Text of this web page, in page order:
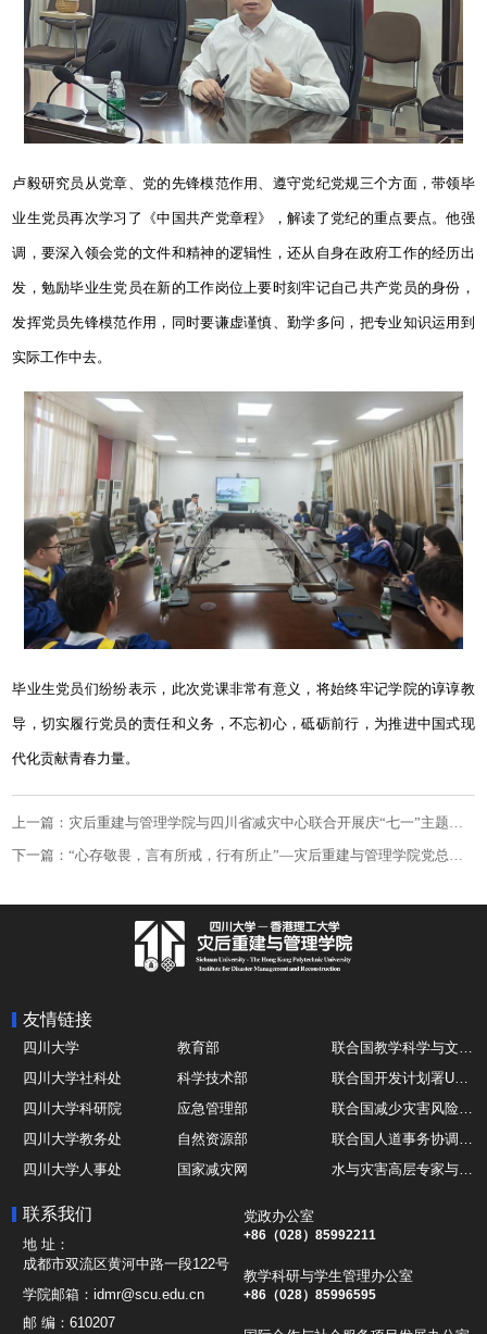
卢毅研究员从党章、党的先锋模范作用、遵守党纪党规三个方面，带领毕
业生党员再次学习了《中国共产党章程》，解读了党纪的重点要点。他强
调，要深入领会党的文件和精神的逻辑性，还从自身在政府工作的经历出
发，勉励毕业生党员在新的工作岗位上要时刻牢记自己共产党员的身份，
发挥党员先锋模范作用，同时要谦虚谨慎、勤学多问，把专业知识运用到
实际工作中去。
毕业生党员们纷纷表示，此次党课非常有意义，将始终牢记学院的谆谆教
导，切实履行党员的责任和义务，不忘初心，砥砺前行，为推进中国式现
代化贡献青春力量。
友情链接
四川大学 教育部
联合国教学科学与文化组织UNESCO
四川大学社科处
科学技术部
联合国开发计划署UNDP
四川大学科研院
应急管理部
联合国减少灾害风险办公室UNDRR
四川大学教务处
自然资源部
联合国人道事务协调厅OCHA
四川大学人事处
国家减灾网
水与灾害高层专家与领导组 HELP
地震与火山研究室
联系我们
地 址：
成都市双流区黄河中路一段122号
学院邮箱：idmr@scu.edu.cn
邮 编：610207
党政办公室
+86（028）85992211
教学科研与学生管理办公室
+86（028）85996595